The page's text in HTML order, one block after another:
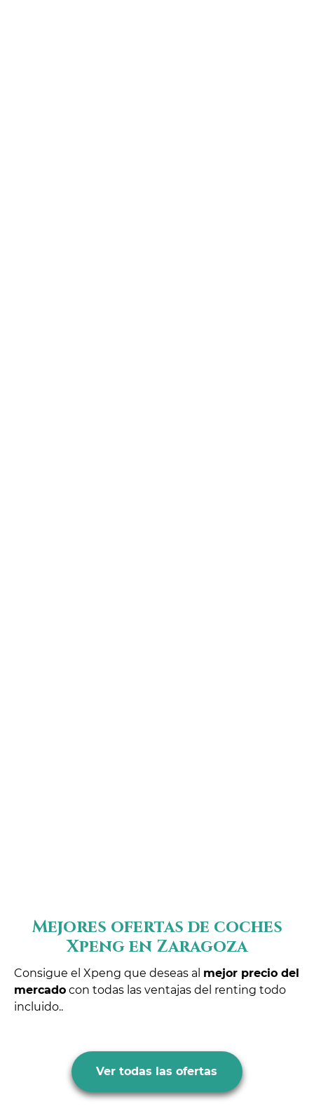
Mejores ofertas de coches
Xpeng en Zaragoza
Consigue el Xpeng que deseas al mejor precio del
mercado con todas las ventajas del renting todo
incluido..
Ver todas las ofertas